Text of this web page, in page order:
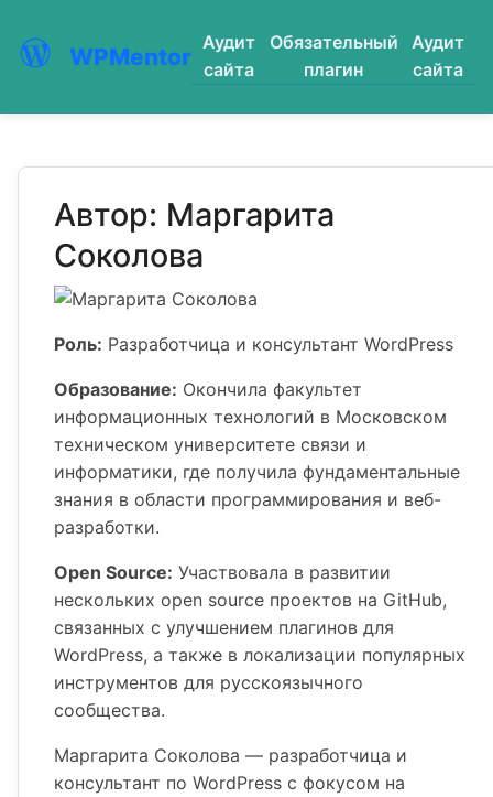
WPMentor
Аудит
сайта
Обязательный
плагин
Аудит
сайта
Автор: Маргарита
Соколова
Роль: Разработчица и консультант WordPress
Образование: Окончила факультет
информационных технологий в Московском
техническом университете связи и
информатики, где получила фундаментальные
знания в области программирования и веб-
разработки.
Open Source: Участвовала в развитии
нескольких open source проектов на GitHub,
связанных с улучшением плагинов для
WordPress, а также в локализации популярных
инструментов для русскоязычного
сообщества.
Маргарита Соколова — разработчица и
консультант по WordPress с фокусом на